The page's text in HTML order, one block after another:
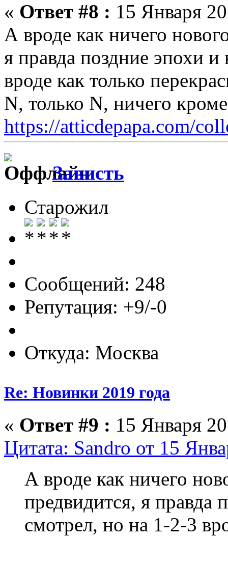
« Ответ #8 : 15 Января
А вроде как ничего
я правда поздние эпохи
вроде как только
N, только N, ничего
https://atticdepapa.com/
Зависть
Старожил
Сообщений: 248
Репутация: +9/-0
Откуда: Москва
Re: Новинки 2019 года
« Ответ #9 : 15 Января
Цитата: Sandro от 15
А вроде как ничего
предвидится, я правда
смотрел, но на 1-2-3